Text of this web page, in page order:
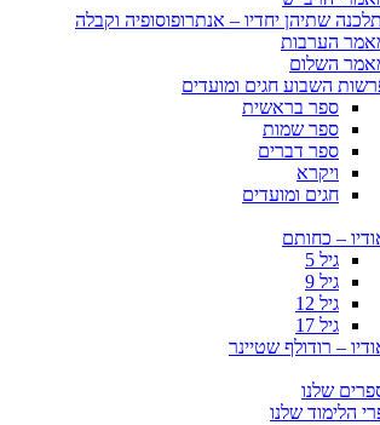
שתיהן יחדיו – אנתרופוסופיה וקבלה
הערבות
השלום
השבוע חגים ומועדים
ספר בראשית
ספר שמות
ספר דברים
ויקרא
חגים ומועדים
– כחותם
גיל 5
גיל 9
גיל 12
גיל 17
– רודולף שטיינר
שלנו
הלימוד שלנו